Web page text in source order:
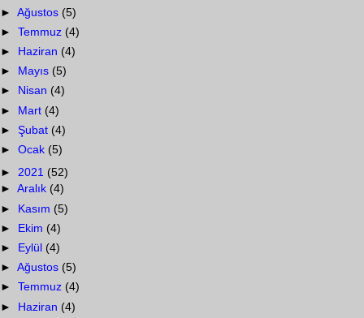
► Ağustos (5)
► Temmuz (4)
► Haziran (4)
► Mayıs (5)
► Nisan (4)
► Mart (4)
► Şubat (4)
► Ocak (5)
► 2021 (52)
► Aralık (4)
► Kasım (5)
► Ekim (4)
► Eylül (4)
► Ağustos (5)
► Temmuz (4)
► Haziran (4)